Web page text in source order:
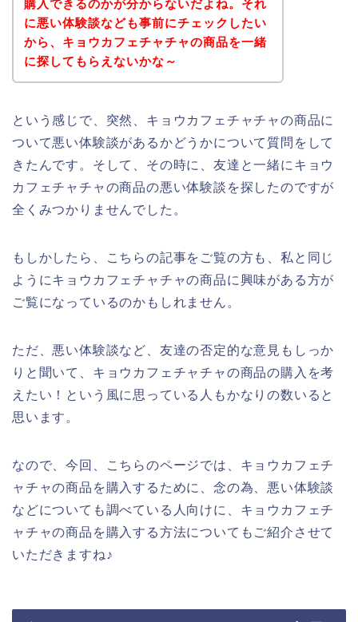
購入できるのかが分からないだよね。それ
に悪い体験談なども事前にチェックしたい
から、キョウカフェチャチャの商品を一緒
に探してもらえないかな～
という感じで、突然、キョウカフェチャチャの商品に
ついて悪い体験談があるかどうかについて質問をして
きたんです。そして、その時に、友達と一緒にキョウ
カフェチャチャの商品の悪い体験談を探したのですが
全くみつかりませんでした。
もしかしたら、こちらの記事をご覧の方も、私と同じ
ようにキョウカフェチャチャの商品に興味がある方が
ご覧になっているのかもしれません。
ただ、悪い体験談など、友達の否定的な意見もしっか
りと聞いて、キョウカフェチャチャの商品の購入を考
えたい！という風に思っている人もかなりの数いると
思います。
なので、今回、こちらのページでは、キョウカフェチ
ャチャの商品を購入するために、念の為、悪い体験談
などについても調べている人向けに、キョウカフェチ
ャチャの商品を購入する方法についてもご紹介させて
いただきますね♪